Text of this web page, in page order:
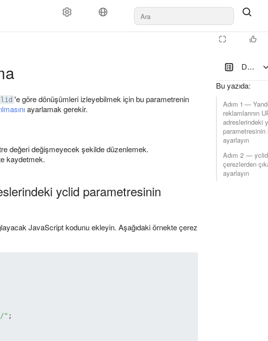
Bu yazıda:
Adım 1 —
reklamlarının
adreslerindeki
parametresinin
ayarlayın
Adım 2 —
çerezlerden
ayarlayın
'e göre dönüşümleri izleyebilmek için bu parametrenin
ayarlamak gerekir.
değeri değişmeyecek şekilde düzenlemek.
kaydetmek.
yclid parametresinin
JavaScript kodunu ekleyin. Aşağıdaki örnekte çerez
" ;